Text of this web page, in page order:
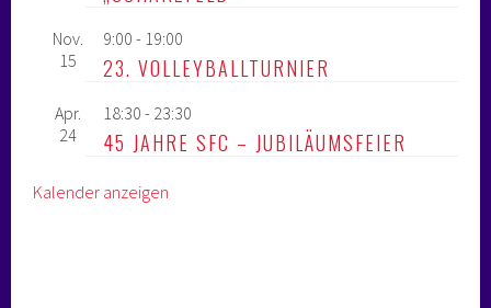
Nov.
15
9:00 - 19:00
23. VOLLEYBALLTURNIER
Apr.
24
18:30 - 23:30
45 JAHRE SFC – JUBILÄUMSFEIER
Kalender anzeigen